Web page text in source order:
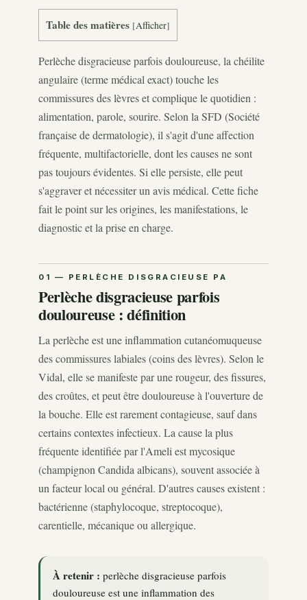
Table des matières [Afficher]
Perlèche disgracieuse parfois douloureuse, la chéilite
angulaire (terme médical exact) touche les
commissures des lèvres et complique le quotidien :
alimentation, parole, sourire. Selon la SFD (Société
française de dermatologie), il s'agit d'une affection
fréquente, multifactorielle, dont les causes ne sont
pas toujours évidentes. Si elle persiste, elle peut
s'aggraver et nécessiter un avis médical. Cette fiche
fait le point sur les origines, les manifestations, le
diagnostic et la prise en charge.
Perlèche disgracieuse parfois
douloureuse : définition
La perlèche est une inflammation cutanéomuqueuse
des commissures labiales (coins des lèvres). Selon le
Vidal, elle se manifeste par une rougeur, des fissures,
des croûtes, et peut être douloureuse à l'ouverture de
la bouche. Elle est rarement contagieuse, sauf dans
certains contextes infectieux. La cause la plus
fréquente identifiée par l'Ameli est mycosique
(champignon Candida albicans), souvent associée à
un facteur local ou général. D'autres causes existent :
bactérienne (staphylocoque, streptocoque),
carentielle, mécanique ou allergique.
À retenir : perlèche disgracieuse parfois
douloureuse est une inflammation des